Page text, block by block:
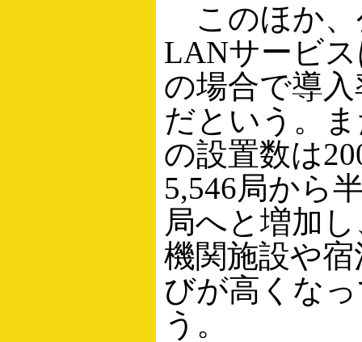
このほか、
LANサービ
の場合で導
だという。
の設置数は
5,546局から
局へと増加
機関施設や
びが高くな
う。